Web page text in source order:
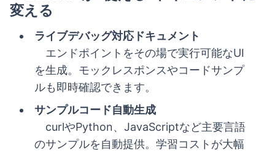
変える
ライブデバッグ対応ドキュメント
エンドポイントをその場で実行可能なUI
を生成。モックレスポンスやコードサンプ
ルも即時確認できます。
サンプルコード自動生成
curlやPython、JavaScriptなど主要言語
のサンプルを自動提供。学習コストが大幅